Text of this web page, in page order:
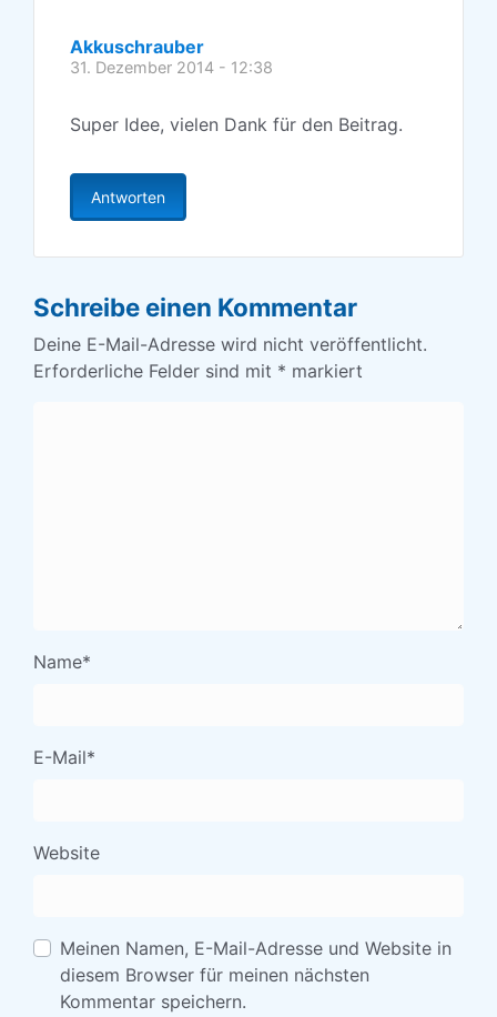
Akkuschrauber
31. Dezember 2014 - 12:38
Super Idee, vielen Dank für den Beitrag.
Antworten
Schreibe einen Kommentar
Deine E-Mail-Adresse wird nicht veröffentlicht.
Erforderliche Felder sind mit * markiert
Name*
E-Mail*
Website
Meinen Namen, E-Mail-Adresse und Website in
diesem Browser für meinen nächsten
Kommentar speichern.